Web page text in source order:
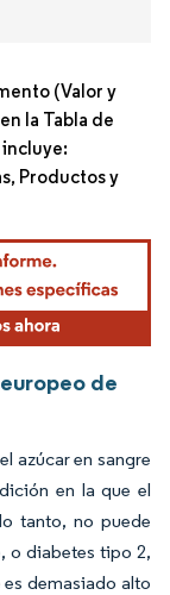
(Valor y
la Tabla de
Productos y
de
azúcar en sangre
en la que el
tanto, no puede
o diabetes tipo 2,
demasiado alto